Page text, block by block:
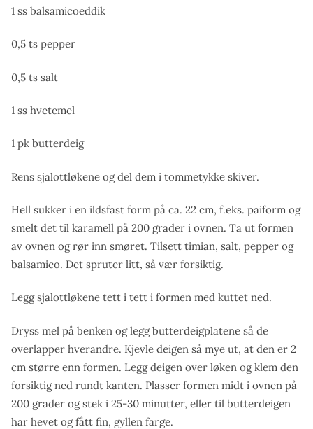
1 ss balsamicoeddik
0,5 ts pepper
0,5 ts salt
1 ss hvetemel
1 pk butterdeig
Rens sjalottløkene og del dem i tommetykke skiver.
Hell sukker i en ildsfast form på ca. 22 cm, f.eks. paiform og
smelt det til karamell på 200 grader i ovnen. Ta ut formen
av ovnen og rør inn smøret. Tilsett timian, salt, pepper og
balsamico. Det spruter litt, så vær forsiktig.
Legg sjalottløkene tett i tett i formen med kuttet ned.
Dryss mel på benken og legg butterdeigplatene så de
overlapper hverandre. Kjevle deigen så mye ut, at den er 2
cm større enn formen. Legg deigen over løken og klem den
forsiktig ned rundt kanten. Plasser formen midt i ovnen på
200 grader og stek i 25-30 minutter, eller til butterdeigen
har hevet og fått fin, gyllen farge.